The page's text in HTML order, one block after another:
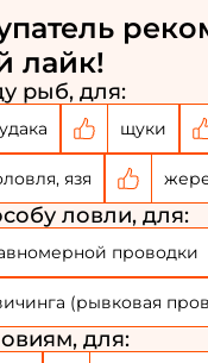
лайк!
рыб, для:
щуки
язя
ловли, для:
проводки
(рывковая
для: